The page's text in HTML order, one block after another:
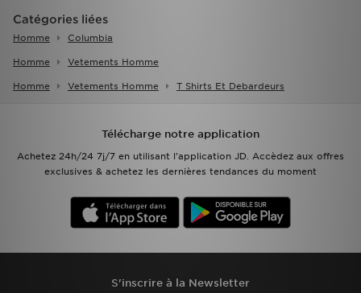
Catégories liées
Homme Columbia
Homme Vetements Homme
Homme Vetements Homme T Shirts Et Debardeurs
Télécharge notre application
Achetez 24h/24 7j/7 en utilisant l'application JD. Accèdez aux offres
exclusives & achetez les dernières tendances du moment
S'inscrire à la Newsletter